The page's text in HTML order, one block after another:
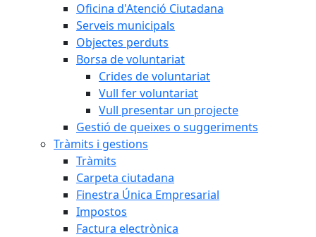
Oficina d'Atenció Ciutadana
Serveis municipals
Objectes perduts
Borsa de voluntariat
Crides de voluntariat
Vull fer voluntariat
Vull presentar un projecte
Gestió de queixes o suggeriments
Tràmits i gestions
Tràmits
Carpeta ciutadana
Finestra Única Empresarial
Impostos
Factura electrònica